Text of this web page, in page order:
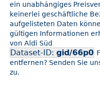
ein unabhängiges
keinerlei geschäftliche
aufgelisteten Daten
gültigen Informationen
von Aldi Süd
Dataset-ID: gid/66p0
entfernen? Senden Sie
zu.